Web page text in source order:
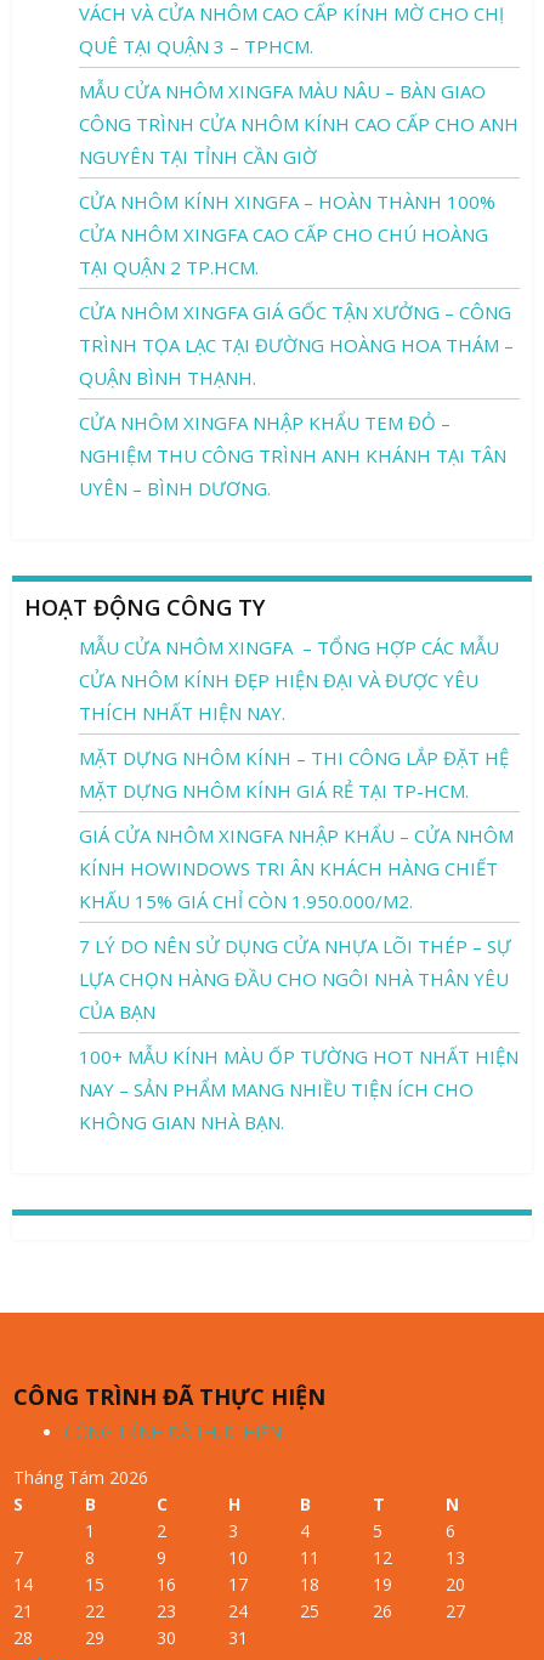
VÁCH VÀ CỬA NHÔM CAO CẤP KÍNH MỜ CHO CHỊ
QUÊ TẠI QUẬN 3 – TPHCM.
MẪU CỬA NHÔM XINGFA MÀU NÂU – BÀN GIAO
CÔNG TRÌNH CỬA NHÔM KÍNH CAO CẤP CHO ANH
NGUYÊN TẠI TỈNH CẦN GIỜ
CỬA NHÔM KÍNH XINGFA – HOÀN THÀNH 100%
CỬA NHÔM XINGFA CAO CẤP CHO CHÚ HOÀNG
TẠI QUẬN 2 TP.HCM.
CỬA NHÔM XINGFA GIÁ GỐC TẬN XƯỞNG – CÔNG
TRÌNH TỌA LẠC TẠI ĐƯỜNG HOÀNG HOA THÁM –
QUẬN BÌNH THẠNH.
CỬA NHÔM XINGFA NHẬP KHẨU TEM ĐỎ –
NGHIỆM THU CÔNG TRÌNH ANH KHÁNH TẠI TÂN
UYÊN – BÌNH DƯƠNG.
HOẠT ĐỘNG CÔNG TY
MẪU CỬA NHÔM XINGFA – TỔNG HỢP CÁC MẪU
CỬA NHÔM KÍNH ĐẸP HIỆN ĐẠI VÀ ĐƯỢC YÊU
THÍCH NHẤT HIỆN NAY.
MẶT DỰNG NHÔM KÍNH – THI CÔNG LẮP ĐẶT HỆ
MẶT DỰNG NHÔM KÍNH GIÁ RẺ TẠI TP-HCM.
GIÁ CỬA NHÔM XINGFA NHẬP KHẨU – CỬA NHÔM
KÍNH HOWINDOWS TRI ÂN KHÁCH HÀNG CHIẾT
KHẤU 15% GIÁ CHỈ CÒN 1.950.000/M2.
7 LÝ DO NÊN SỬ DỤNG CỬA NHỰA LÕI THÉP – SỰ
LỰA CHỌN HÀNG ĐẦU CHO NGÔI NHÀ THÂN YÊU
CỦA BẠN
100+ MẪU KÍNH MÀU ỐP TƯỜNG HOT NHẤT HIỆN
NAY – SẢN PHẨM MANG NHIỀU TIỆN ÍCH CHO
KHÔNG GIAN NHÀ BẠN.
CÔNG TRÌNH ĐÃ THỰC HIỆN
CÔNG TRÌNH ĐÃ THỰC HIỆN
Tháng Tám 2026
S
B C H B T N
1 2 3 4 5
6
7
8 9 10 11 12
13
14
15 16 17 18 19
20
21
22 23 24 25 26
27
28
29 30 31